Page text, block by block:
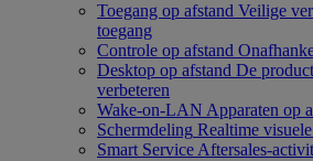
Toegang op afstand Veilige
toegang
Controle op afstand
Desktop op afstand De
verbeteren
Wake-on-LAN Apparaten op
Schermdeling Realtime
Smart Service Aftersales-